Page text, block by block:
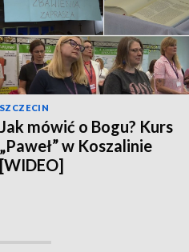
SZCZECIN
Jak mówić o Bogu? Kurs
„Paweł” w Koszalinie
[WIDEO]